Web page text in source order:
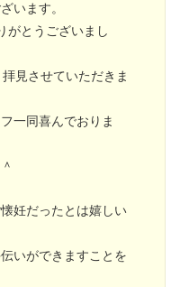
います。
がとうございまし
見させていただきま
一同喜んでおりま
妊だったとは嬉しい
いができますことを